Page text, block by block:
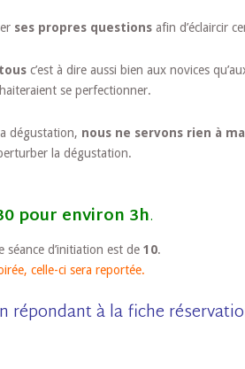
ses propres questionsafin d’éclaircir
c’est à dire aussi bien aux novices
se perfectionner.
dégustation, nous ne servons rien à
la dégustation.
pour environ 3h.
d’initiation est de 10.
celle-ci sera reportée.
répondant à la fiche